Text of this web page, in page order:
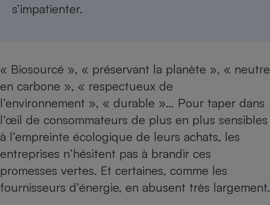
s’impatienter.
« Biosourcé », « préservant la planète », « neutre
en carbone », « respectueux de
l’environnement », « durable »… Pour taper dans
l’œil de consommateurs de plus en plus sensibles
à l’empreinte écologique de leurs achats, les
entreprises n’hésitent pas à brandir ces
promesses vertes. Et certaines, comme les
fournisseurs d’énergie, en abusent très largement.
Robot ménager